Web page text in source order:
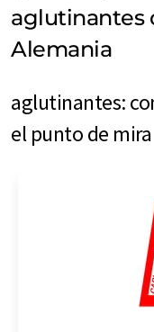
aglutinantes
Alemania
aglutinantes:
el punto de mira